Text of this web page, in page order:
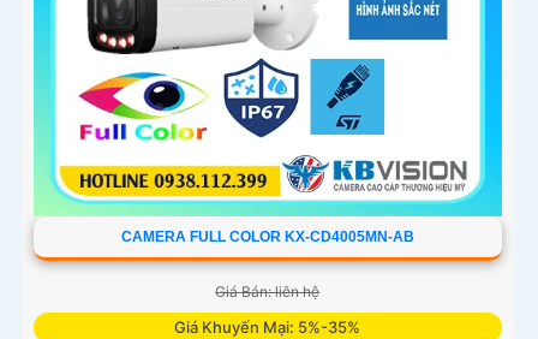
CAMERA FULL COLOR KX-CD4005MN-AB
Giá Bán: liên hệ
Giá Khuyến Mại: 5%-35%